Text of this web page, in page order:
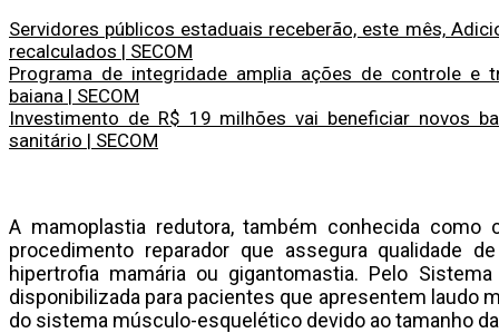
Servidores públicos estaduais receberão, este mês,
recalculados | SECOM
Programa de integridade amplia ações de controle e
baiana | SECOM
Investimento de R$ 19 milhões vai beneficiar novos
sanitário | SECOM
A mamoplastia redutora, também conhecida
procedimento reparador que assegura qualidade
hipertrofia mamária ou gigantomastia. Pelo
disponibilizada para pacientes que apresentem laudo
do sistema músculo-esquelético devido ao tamanho